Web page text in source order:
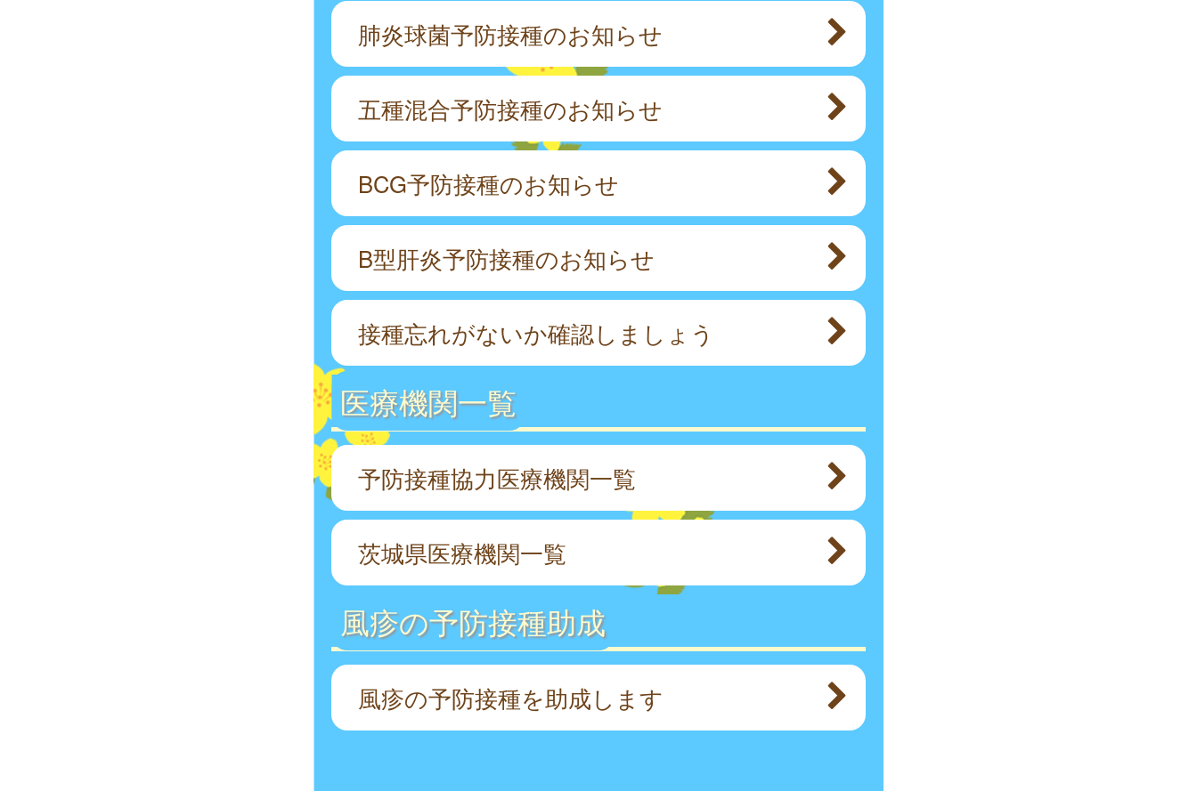
肺炎球菌予防接種のお知らせ
五種混合予防接種のお知らせ
BCG予防接種のお知らせ
B型肝炎予防接種のお知らせ
接種忘れがないか確認しましょう
医療機関一覧
予防接種協力医療機関一覧
茨城県医療機関一覧
風疹の予防接種助成
風疹の予防接種を助成します